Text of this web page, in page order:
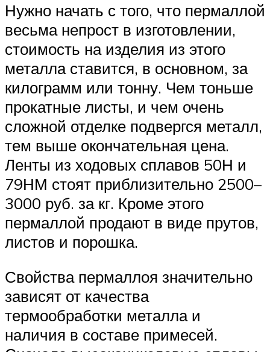
Нужно начать с того, что пермаллой
весьма непрост в изготовлении,
стоимость на изделия из этого
металла ставится, в основном, за
килограмм или тонну. Чем тоньше
прокатные листы, и чем очень
сложной отделке подвергся металл,
тем выше окончательная цена.
Ленты из ходовых сплавов 50Н и
79НМ стоят приблизительно 2500–
3000 руб. за кг. Кроме этого
пермаллой продают в виде прутов,
листов и порошка.
Свойства пермаллоя значительно
зависят от качества
термообработки металла и
наличия в составе примесей.